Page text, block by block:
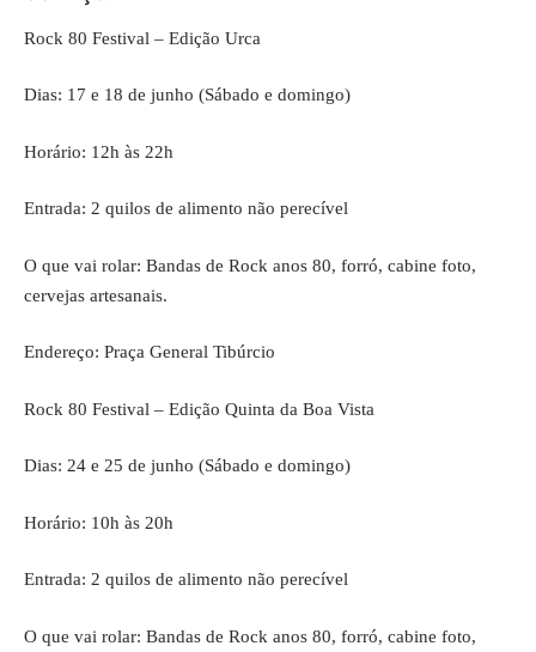
Rock 80 Festival – Edição Urca
Dias: 17 e 18 de junho (Sábado e domingo)
Horário: 12h às 22h
Entrada: 2 quilos de alimento não perecível
O que vai rolar: Bandas de Rock anos 80, forró, cabine foto,
cervejas artesanais.
Endereço: Praça General Tibúrcio
Rock 80 Festival – Edição Quinta da Boa Vista
Dias: 24 e 25 de junho (Sábado e domingo)
Horário: 10h às 20h
Entrada: 2 quilos de alimento não perecível
O que vai rolar: Bandas de Rock anos 80, forró, cabine foto,